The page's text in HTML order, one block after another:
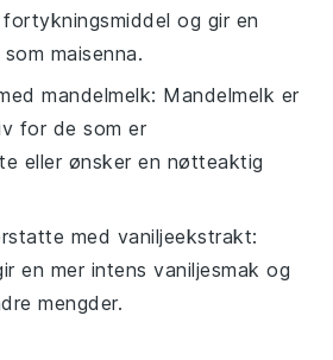
og gir en
maisenna.
mandelmelk: Mandelmelk er
for de som er
eller ønsker en nøtteaktig
med vaniljeekstrakt:
en mer intens vaniljesmak og
mengder.